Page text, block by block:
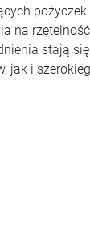
na
stają
jak i